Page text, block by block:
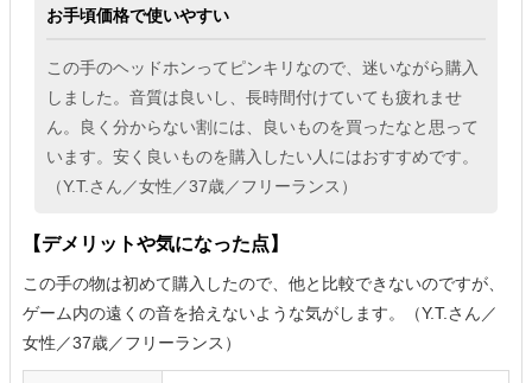
お手頃価格で使いやすい
この手のヘッドホンってピンキリなので、迷いながら購入
しました。音質は良いし、長時間付けていても疲れませ
ん。良く分からない割には、良いものを買ったなと思って
います。安く良いものを購入したい人にはおすすめです。
（Y.T.さん／女性／37歳／フリーランス）
【デメリットや気になった点】
この手の物は初めて購入したので、他と比較できないのですが、
ゲーム内の遠くの音を拾えないような気がします。（Y.T.さん／
女性／37歳／フリーランス）